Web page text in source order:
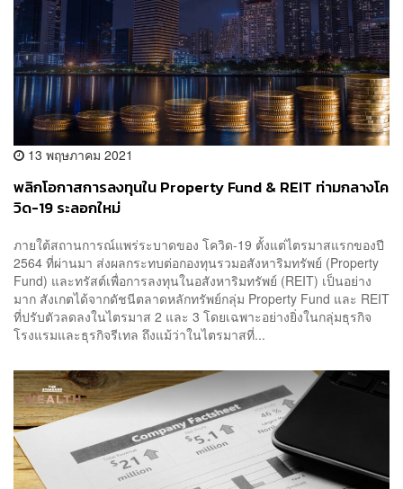
13 พฤษภาคม 2021
พลิกโอกาสการลงทุนใน Property Fund & REIT ท่ามกลางโค
วิด-19 ระลอกใหม่
ภายใต้สถานการณ์แพร่ระบาดของ โควิด-19 ตั้งแต่ไตรมาสแรกของปี
2564 ที่ผ่านมา ส่งผลกระทบต่อกองทุนรวมอสังหาริมทรัพย์ (Property
Fund) และทรัสต์เพื่อการลงทุนในอสังหาริมทรัพย์ (REIT) เป็นอย่าง
มาก สังเกตได้จากดัชนีตลาดหลักทรัพย์กลุ่ม Property Fund และ REIT
ที่ปรับตัวลดลงในไตรมาส 2 และ 3 โดยเฉพาะอย่างยิ่งในกลุ่มธุรกิจ
โรงแรมและธุรกิจรีเทล ถึงแม้ว่าในไตรมาสที่...